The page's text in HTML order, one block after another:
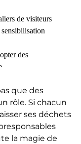
de visiteurs
des
que des
rôle. Si chacun
ses déchets
la magie de